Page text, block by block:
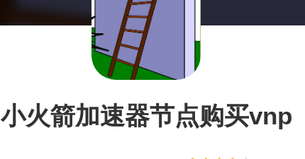
小火箭加速器节点购买vnp